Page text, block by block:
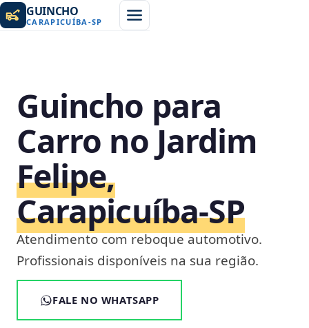
GUINCHO
CARAPICUÍBA -SP
Guincho para
Carro no Jardim
Felipe,
Carapicuíba‑SP
Atendimento com reboque automotivo.
Profissionais disponíveis na sua região.
FALE NO WHATSAPP